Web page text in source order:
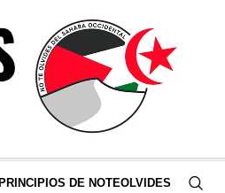
PRINCIPIOS DE NOTEOLVIDES